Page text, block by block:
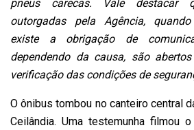
pneus carecas. Vale destacar
outorgadas pela Agência,
existe a obrigação de
dependendo da causa, são
verificação das condições de
O ônibus tombou no canteiro central
Ceilândia. Uma testemunha filmou